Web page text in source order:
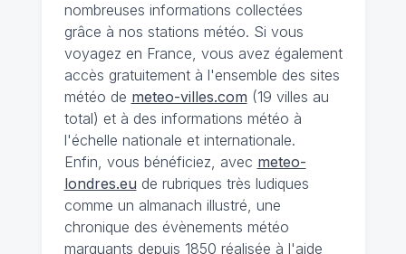
nombreuses informations collectées
grâce à nos stations météo. Si vous
voyagez en France, vous avez également
accès gratuitement à l'ensemble des sites
météo de meteo-villes.com (19 villes au
total) et à des informations météo à
l'échelle nationale et internationale.
Enfin, vous bénéficiez, avec meteo-
londres.eu de rubriques très ludiques
comme un almanach illustré, une
chronique des évènements météo
marquants depuis 1850 réalisée à l'aide